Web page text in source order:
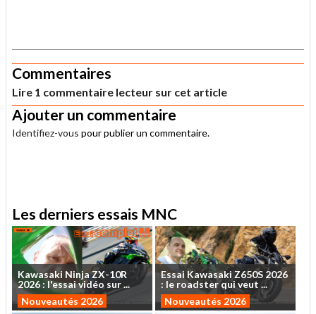
Commentaires
Lire 1 commentaire lecteur sur cet article
Ajouter un commentaire
Identifiez-vous pour publier un commentaire.
Les derniers essais MNC
Kawasaki NinjaZX-10R
2026: l'essaividéo sur...
Nouveautés 2026
Essai KawasakiZ650S 2026
: le roadsterquiveut ...
Nouveautés 2026